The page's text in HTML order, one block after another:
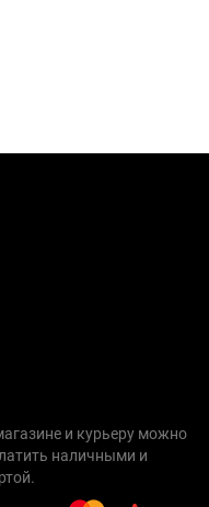
и курьеру можно
наличными и